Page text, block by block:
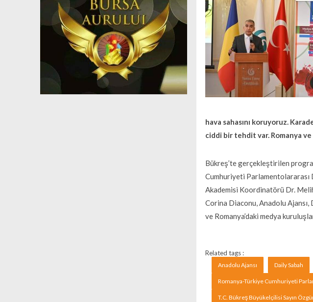
hava sahasını koruyoruz.
ciddi bir tehdit var. Romanya
Bükreş’te gerçekleştirilen
Cumhuriyeti Parlamentolararası
Akademisi Koordinatörü Dr.
Corina Diaconu, Anadolu
ve Romanya’daki medya
Related tags :
Anadolu Ajansı Daily Sabah
Romanya-Türkiye Cumhuriyeti
T.C. Bükreş Büyükelçilisi Sayın